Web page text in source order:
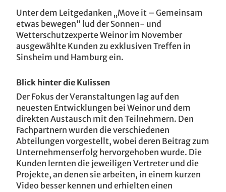
Unter dem Leitgedanken „Move it – Gemeinsam
etwas bewegen“ lud der Sonnen- und
Wetterschutzexperte Weinor im November
ausgewählte Kunden zu exklusiven Treffen in
Sinsheim und Hamburg ein.
Blick hinter die Kulissen
Der Fokus der Veranstaltungen lag auf den
neuesten Entwicklungen bei Weinor und dem
direkten Austausch mit den Teilnehmern. Den
Fachpartnern wurden die verschiedenen
Abteilungen vorgestellt, wobei deren Beitrag zum
Unternehmenserfolg hervorgehoben wurde. Die
Kunden lernten die jeweiligen Vertreter und die
Projekte, an denen sie arbeiten, in einem kurzen
Video besser kennen und erhielten einen